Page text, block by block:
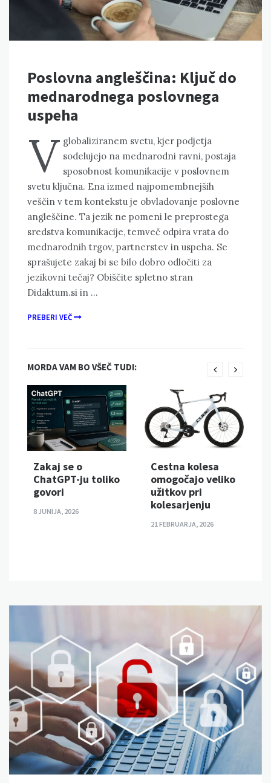
Poslovna angleščina: Ključ do
mednarodnega poslovnega
uspeha
V globaliziranem svetu, kjer podjetja
sodelujejo na mednarodni ravni, postaja
sposobnost komunikacije v poslovnem
svetu ključna. Ena izmed najpomembnejših
veščin v tem kontekstu je obvladovanje poslovne
angleščine. Ta jezik ne pomeni le preprostega
sredstva komunikacije, temveč odpira vrata do
mednarodnih trgov, partnerstev in uspeha. Se
sprašujete zakaj bi se bilo dobro odločiti za
jezikovni tečaj? Obiščite spletno stran
Didaktum.si in …
PREBERI VEČ
MORDA VAM BO VŠEČ TUDI:
Zakaj se o
ChatGPT-ju toliko
govori
8 JUNIJA, 2026
Cestna kolesa
omogočajo veliko
užitkov pri
kolesarjenju
21 FEBRUARJA, 2026